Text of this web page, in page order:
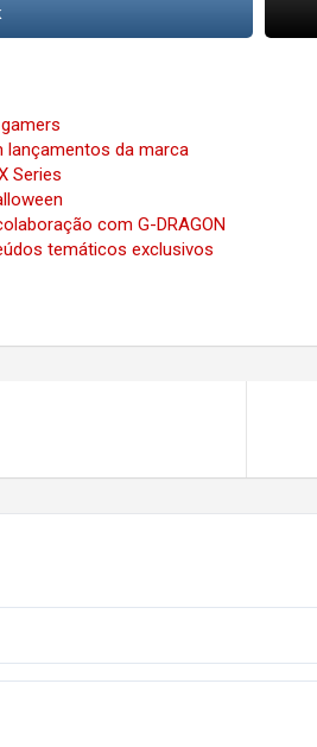
lançamentos da marca
Series
com G-DRAGON
temáticos exclusivos